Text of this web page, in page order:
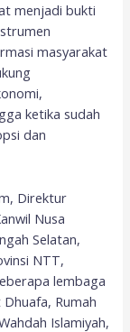
menjadi bukti
masyarakat
ketika sudah
dan
Direktur
Nusa
Selatan,
NTT,
lembaga
Rumah
Islamiyah,